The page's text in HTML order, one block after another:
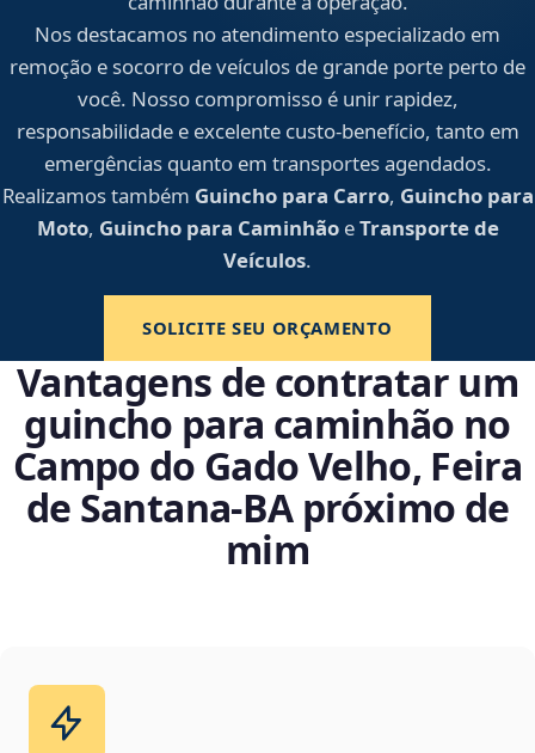
Nos destacamos no atendimento especializado em
remoção e socorro de veículos de grande porte perto de
você. Nosso compromisso é unir rapidez,
responsabilidade e excelente custo-benefício, tanto em
emergências quanto em transportes agendados.
Realizamos também Guincho para Carro, Guincho para
Moto, Guincho para CaminhãoeTransporte de
Veículos.
SOLICITE SEU ORÇAMENTO
Vantagens de contratar um
guincho para caminhão no
Campo do Gado Velho, Feira
de Santana‑BA próximo de
mim